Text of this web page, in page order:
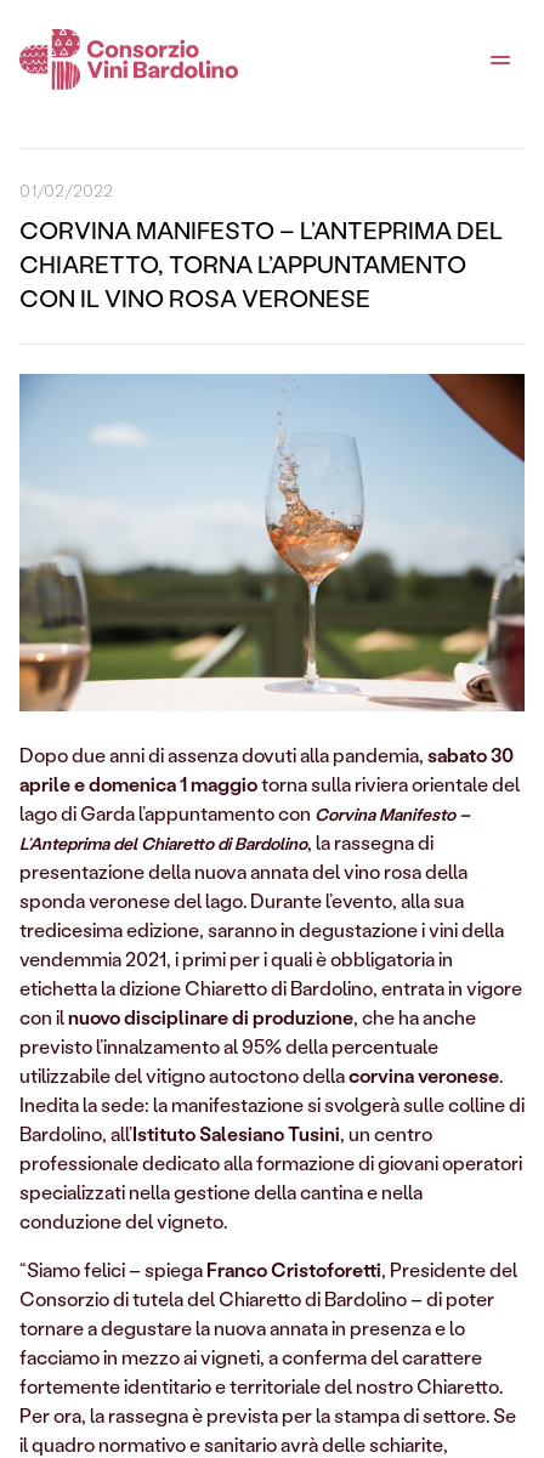
01/02/2022
CORVINA MANIFESTO – L’ANTEPRIMA DEL
CHIARETTO, TORNA L’APPUNTAMENTO
CON IL VINO ROSA VERONESE
Dopo due anni di assenza dovuti alla pandemia,sabato 30
aprile e domenica 1 maggiotorna sulla riviera orientale del
lago di Garda l’appuntamento con Corvina Manifesto –
L’Anteprima del Chiaretto di Bardolino, la rassegna di
presentazione della nuova annata del vino rosa della
sponda veronese del lago. Durante l’evento, alla sua
tredicesima edizione, saranno in degustazione i vini della
vendemmia 2021, i primi per i quali è obbligatoria in
etichetta la dizione Chiaretto di Bardolino, entrata in vigore
con ilnuovo disciplinare di produzione, che ha anche
previsto l’innalzamento al 95% della percentuale
utilizzabile del vitigno autoctono dellacorvina veronese.
Inedita la sede: la manifestazione si svolgerà sulle colline di
Bardolino, all’Istituto Salesiano Tusini, un centro
professionale dedicato alla formazione di giovani operatori
specializzati nella gestione della cantina e nella
conduzione del vigneto.
“Siamo felici – spiegaFranco Cristoforetti, Presidente del
Consorzio di tutela del Chiaretto di Bardolino – di poter
tornare a degustare la nuova annata in presenza e lo
facciamo in mezzo ai vigneti, a conferma del carattere
fortemente identitario e territoriale del nostro Chiaretto.
Per ora, la rassegna è prevista per la stampa di settore. Se
il quadro normativo e sanitario avrà delle schiarite,